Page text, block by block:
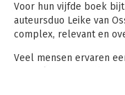
Voor hun vijfde boek
auteursduo Leike van
complex, relevant en
Veel mensen ervaren